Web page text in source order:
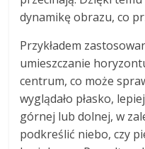
dynamikę obrazu, co
Przykładem
umieszczanie
centrum, co może
wyglądało płasko,
górnej lub dolnej, w
podkreślić niebo, czy